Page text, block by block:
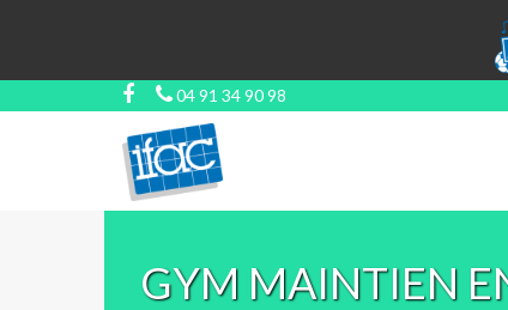
04 91 34 90 98
GYM MAINTIEN